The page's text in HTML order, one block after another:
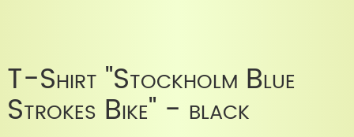
T-Shirt "Stockholm Blue
Strokes Bike" - black